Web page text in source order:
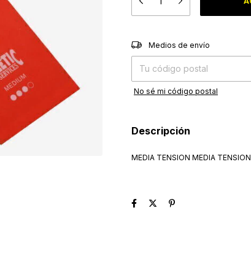
Entregas para el CP:
Medios de envío
No sé mi código postal
Descripción
MEDIA TENSION MEDIA TENSION